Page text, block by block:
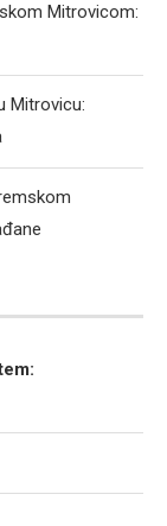
Mitrovicom:
Mitrovicu: